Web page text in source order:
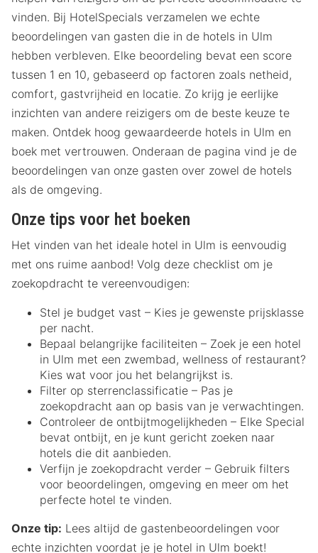
vinden. Bij HotelSpecials verzamelen we echte
beoordelingen van gasten die in de hotels in Ulm
hebben verbleven. Elke beoordeling bevat een score
tussen 1 en 10, gebaseerd op factoren zoals netheid,
comfort, gastvrijheid en locatie. Zo krijg je eerlijke
inzichten van andere reizigers om de beste keuze te
maken. Ontdek hoog gewaardeerde hotels in Ulm en
boek met vertrouwen. Onderaan de pagina vind je de
beoordelingen van onze gasten over zowel de hotels
als de omgeving.
Onze tips voor het boeken
Het vinden van het ideale hotel in Ulm is eenvoudig
met ons ruime aanbod! Volg deze checklist om je
zoekopdracht te vereenvoudigen:
Stel je budget vast – Kies je gewenste prijsklasse
per nacht.
Bepaal belangrijke faciliteiten – Zoek je een hotel
in Ulm met een zwembad, wellness of restaurant?
Kies wat voor jou het belangrijkst is.
Filter op sterrenclassificatie – Pas je
zoekopdracht aan op basis van je verwachtingen.
Controleer de ontbijtmogelijkheden – Elke Special
bevat ontbijt, en je kunt gericht zoeken naar
hotels die dit aanbieden.
Verfijn je zoekopdracht verder – Gebruik filters
voor beoordelingen, omgeving en meer om het
perfecte hotel te vinden.
Onze tip: Lees altijd de gastenbeoordelingen voor
echte inzichten voordat je je hotel in Ulm boekt!